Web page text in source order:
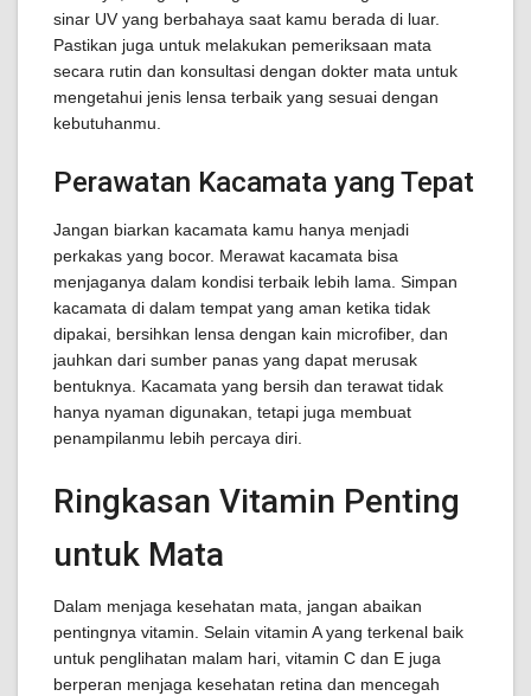
sinar UV yang berbahaya saat kamu berada di luar.
Pastikan juga untuk melakukan pemeriksaan mata
secara rutin dan konsultasi dengan dokter mata untuk
mengetahui jenis lensa terbaik yang sesuai dengan
kebutuhanmu.
Perawatan Kacamata yang Tepat
Jangan biarkan kacamata kamu hanya menjadi
perkakas yang bocor. Merawat kacamata bisa
menjaganya dalam kondisi terbaik lebih lama. Simpan
kacamata di dalam tempat yang aman ketika tidak
dipakai, bersihkan lensa dengan kain microfiber, dan
jauhkan dari sumber panas yang dapat merusak
bentuknya. Kacamata yang bersih dan terawat tidak
hanya nyaman digunakan, tetapi juga membuat
penampilanmu lebih percaya diri.
Ringkasan Vitamin Penting
untuk Mata
Dalam menjaga kesehatan mata, jangan abaikan
pentingnya vitamin. Selain vitamin A yang terkenal baik
untuk penglihatan malam hari, vitamin C dan E juga
berperan menjaga kesehatan retina dan mencegah